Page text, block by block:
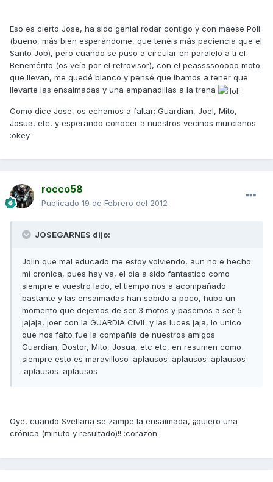
Eso es cierto Jose, ha sido genial rodar contigo y con maese Poli
(bueno, más bien esperándome, que tenéis más paciencia que el
Santo Job), pero cuando se puso a circular en paralelo a ti el
Benemérito (os veía por el retrovisor), con el peassssooooo moto
que llevan, me quedé blanco y pensé que íbamos a tener que
llevarte las ensaimadas y una empanadillas a la trena
Como dice Jose, os echamos a faltar: Guardian, Joel, Mito,
Josua, etc, y esperando conocer a nuestros vecinos murcianos
:okey
rocco58
Publicado 19 de Febrero del 2012
JOSEGARNES dijo:
Jolin que mal educado me estoy volviendo, aun no e hecho
mi cronica, pues hay va, el dia a sido fantastico como
siempre e vuestro lado, el tiempo nos a acompañado
bastante y las ensaimadas han sabido a poco, hubo un
momento que dejemos de ser 3 motos y pasemos a ser 5
jajaja, joer con la GUARDIA CIVIL y las luces jaja, lo unico
que nos falto fue la compañia de nuestros amigos
Guardian, Dostor, Mito, Josua, etc etc, en resumen como
siempre esto es maravilloso :aplausos :aplausos :aplausos
:aplausos :aplausos
Oye, cuando Svetlana se zampe la ensaimada, ¡¡quiero una
crónica (minuto y resultado)!! :corazon